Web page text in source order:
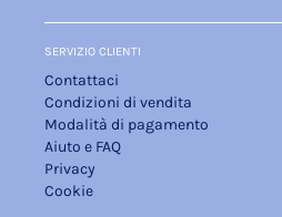
SERVIZIO CLIENTI
Contattaci
Condizioni di vendita
Modalità di pagamento
Aiuto e FAQ
Privacy
Cookie